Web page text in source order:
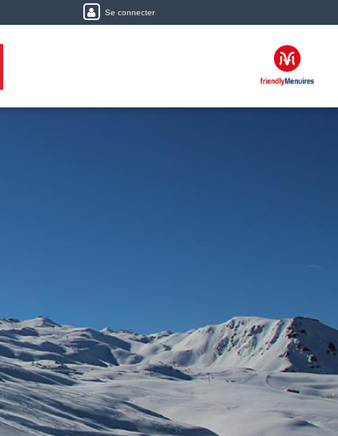
Se connecter